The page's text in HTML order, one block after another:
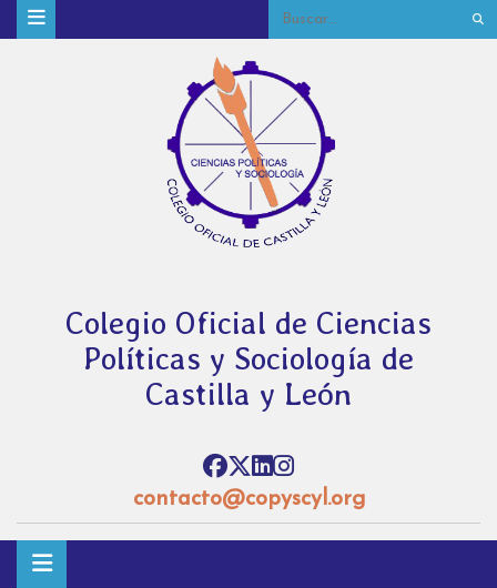
Colegio Oficial de Ciencias
Políticas y Sociología de
Castilla y León
contacto@copyscyl.org